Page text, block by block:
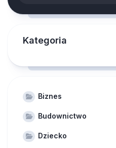
Kategoria
Biznes
Budownictwo
Dziecko